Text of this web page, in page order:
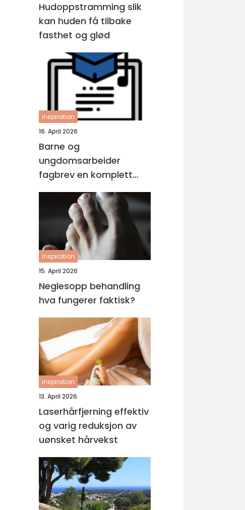
Hudoppstramming slik
kan huden få tilbake
fasthet og glød
inspiration
16. April 2026
Barne og
ungdomsarbeider
fagbrev en komplett
guide for voksne
inspiration
15. April 2026
Neglesopp behandling
hva fungerer faktisk?
inspiration
13. April 2026
Laserhårfjerning effektiv
og varig reduksjon av
uønsket hårvekst